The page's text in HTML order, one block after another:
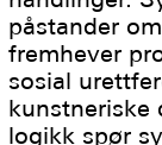
påstander
fremhever
sosial
kunstneriske
logikk spør